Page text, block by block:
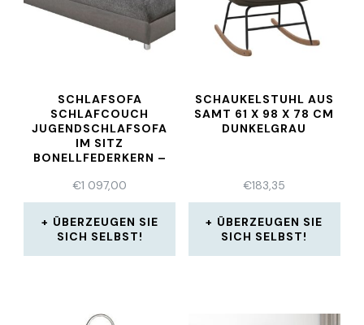
SCHLAFSOFA
SCHLAFCOUCH
JUGENDSCHLAFSOFA
IM SITZ
BONELLFEDERKERN –
€1 097,00
ÜBERZEUGEN SIE
SICH SELBST!
SCHAUKELSTUHL AUS
SAMT 61 X 98 X 78 CM
DUNKELGRAU
€183,35
ÜBERZEUGEN SIE
SICH SELBST!